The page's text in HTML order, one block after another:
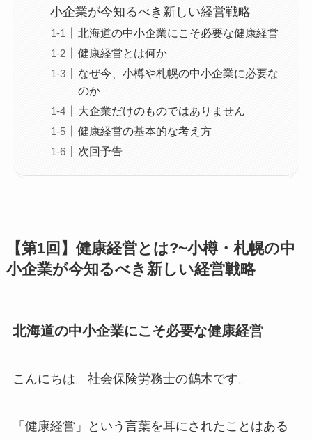
小企業が今知るべき新しい経営戦略
北海道の中小企業にこそ必要な健康経営
健康経営とは何か
なぜ今、小樽や札幌の中小企業に必要な
のか
大企業だけのものではありません
健康経営の基本的な考え方
次回予告
【第1回】健康経営とは?~小樽・札幌の中
小企業が今知るべき新しい経営戦略
北海道の中小企業にこそ必要な健康経営
こんにちは。社会保険労務士の鶴木です。
「健康経営」という言葉を耳にされたことはある